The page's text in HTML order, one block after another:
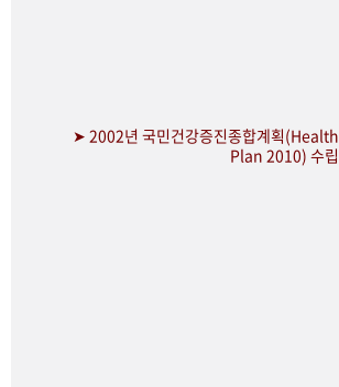
➤ 2002년 국민건강증진종합계획(Health
Plan 2010) 수립